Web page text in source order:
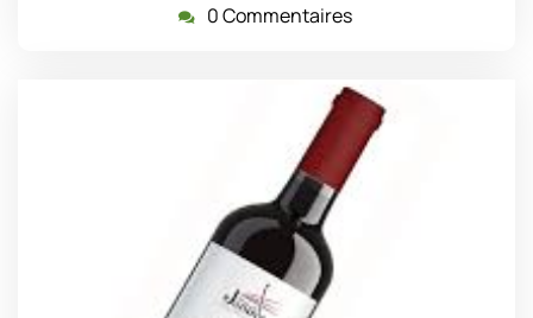
0 Commentaires